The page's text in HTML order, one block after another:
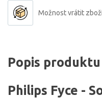
Možnost vrátit
Popis produktu
Philips Fyce -